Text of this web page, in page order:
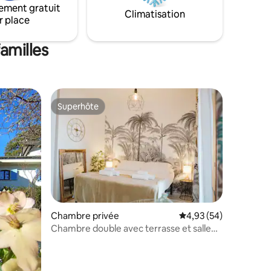
et à
extérieure et jardin privé, où vous
pourrez vous détendre.
gratuit
place
Climatisation
: 4,87 sur 5
Superhôte
Superhôte
Chambre privée Évaluation moyenne
4,93 (54)
Chambre double avec terrasse et salle